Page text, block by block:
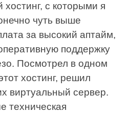
с которыми я
чуть выше
за высокий аптайм,
поддержку
Посмотрел в одном
хостинг, решил
виртуальный сервер.
техническая